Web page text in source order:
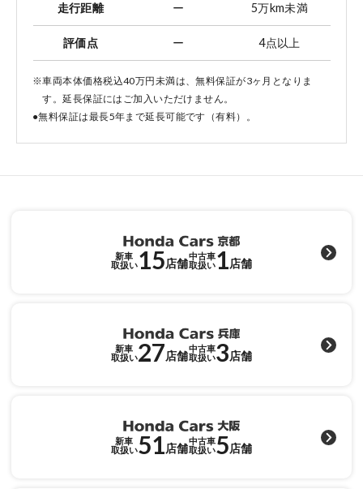
走行距離 ー 5万km未満
評価点 ー 4点以上
※車両本体価格税込40万円未満は、無料保証が3ヶ月となりま
す。延長保証にはご加入いただけません。
●無料保証は最長5年まで延長可能です（有料）。
新車
取扱い15店舗
中古車
取扱い1店舗
新車
取扱い27店舗
中古車
取扱い3店舗
新車
取扱い51店舗
中古車
取扱い5店舗